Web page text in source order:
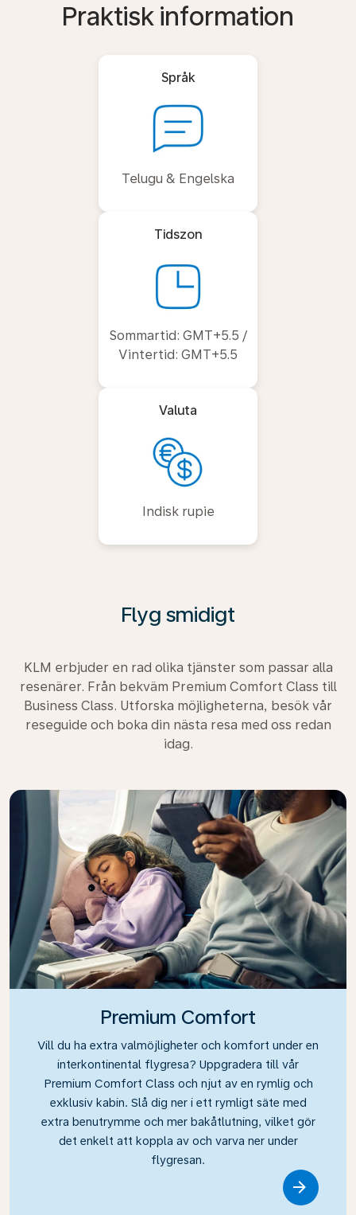
Praktisk information
Språk
Telugu & Engelska
Tidszon
Sommartid: GMT+5.5 /
Vintertid: GMT+5.5
Valuta
Indisk rupie
Flyg smidigt
KLM erbjuder en rad olika tjänster som passar alla
resenärer. Från bekväm Premium Comfort Class till
Business Class. Utforska möjligheterna, besök vår
reseguide och boka din nästa resa med oss redan
idag.
Premium Comfort
Vill du ha extra valmöjligheter och komfort under en
interkontinental flygresa? Uppgradera till vår
Premium Comfort Class och njut av en rymlig och
exklusiv kabin. Slå dig ner i ett rymligt säte med
extra benutrymme och mer bakåtlutning, vilket gör
det enkelt att koppla av och varva ner under
flygresan.